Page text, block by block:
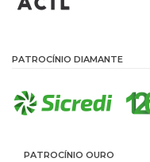
PATROCÍNIO DIAMANTE
PATROCÍNIO OURO